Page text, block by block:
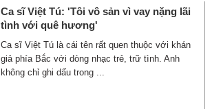
Ca sĩ Việt Tú: 'Tôi vô sản vì vay nặng lãi
tình với quê hương'
Ca sĩ Việt Tú là cái tên rất quen thuộc với khán
giả phía Bắc với dòng nhạc trẻ, trữ tình. Anh
không chỉ ghi dấu trong ...